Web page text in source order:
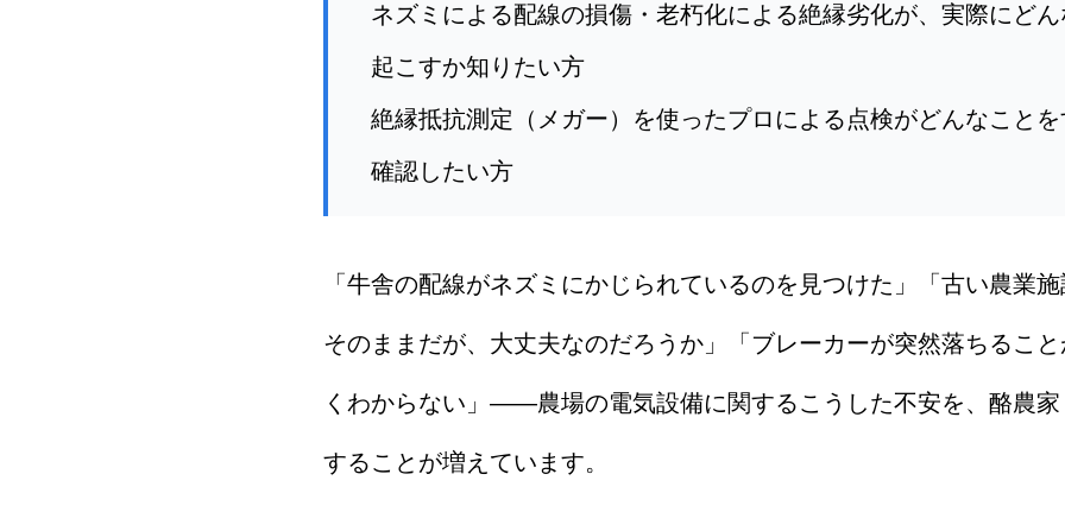
ネズミによる配線の損傷・老朽化による絶縁劣化が、実際にど
起こすか知りたい方
絶縁抵抗測定（メガー）を使ったプロによる点検がどんなこと
確認したい方
「牛舎の配線がネズミにかじられているのを見つけた」「古い農業
そのままだが、大丈夫なのだろうか」「ブレーカーが突然落ちるこ
くわからない」——農場の電気設備に関するこうした不安を、酪農
することが増えています。